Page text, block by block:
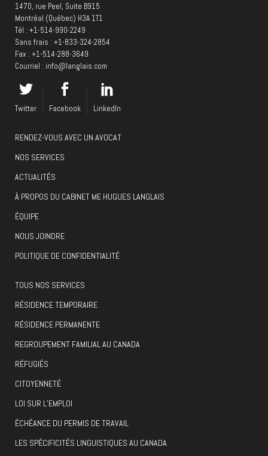
1470, rue Peel, Suite B915
Montréal (Québec) H3A 1T1
Tél : +1-514-990-2249
Sans frais : +1-833-324-2854
Fax : +1-514-288-3649
Courriel : info@langlais.com
Twitter Facebook LinkedIn
RENDEZ-VOUS AVEC UN AVOCAT
NOS SERVICES
ACTUALITÉS
À PROPOS DU CABINET ME HUGUES LANGLAIS
ÉQUIPE
NOUS JOINDRE
POLITIQUE DE CONFIDENTIALITÉ
TOUS NOS SERVICES
RÉSIDENCE TEMPORAIRE
RÉSIDENCE PERMANENTE
REGROUPEMENT FAMILIAL AU CANADA
RÉFUGIÉS
CITOYENNETÉ
LOI SUR L’EMPLOI
ÉCHÉANCE DU PERMIS DE TRAVAIL
LES SPÉCIFICITÉS LINGUISTIQUES AU CANADA